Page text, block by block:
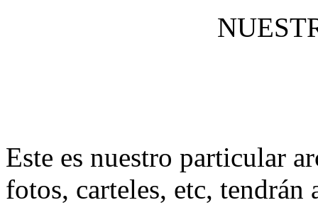
Este es nuestro particular
fotos, carteles, etc, tendrán